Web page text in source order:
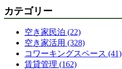
カテゴリー
空き家民泊 (22)
空き家活用 (328)
コワーキングスペース (41)
賃貸管理 (162)